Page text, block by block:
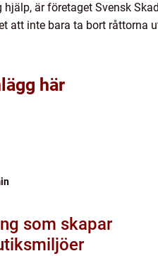
är företaget Svensk
att inte bara ta bort råttorna
här
som skapar